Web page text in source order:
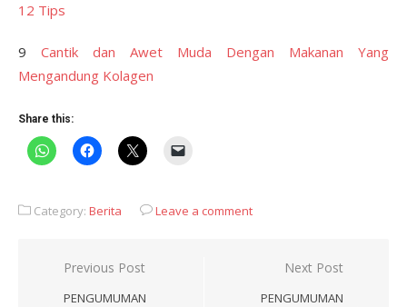
12 Tips
9 Cantik dan Awet Muda Dengan Makanan Yang
Mengandung Kolagen
Share this:
Category: Berita Leave a comment
Post
navigation
Previous Post
PENGUMUMAN
Next Post
PENGUMUMAN